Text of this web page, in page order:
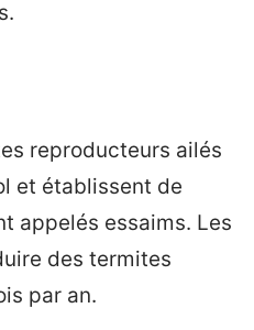
reproducteurs ailés
et établissent de
appelés essaims. Les
des termites
par an.